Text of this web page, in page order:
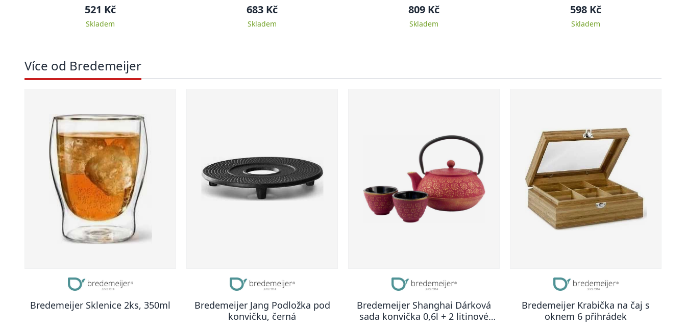
521 Kč
Skladem
683 Kč
Skladem
809 Kč
Skladem
598 Kč
Skladem
Více od Bredemeijer
Bredemeijer Sklenice 2ks, 350ml
Bredemeijer Jang Podložka pod
konvičku, černá
Bredemeijer Shanghai Dárková
sada konvička 0,6l + 2 litinové
Bredemeijer Krabička na čaj s
oknem 6 přihrádek